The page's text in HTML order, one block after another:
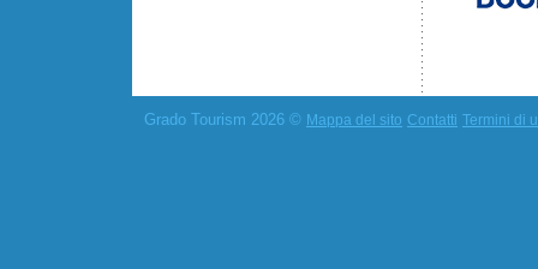
Grado Tourism 2026 © Mappa del sito Contatti Termini di